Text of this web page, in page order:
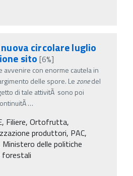
circolare luglio
sito [6%]
avvenire con enorme cautela in
delle spore. Lezonedel
di tale attivitÃ sono poi
…
Filiere, Ortofrutta,
produttori, PAC,
delle politiche
forestali